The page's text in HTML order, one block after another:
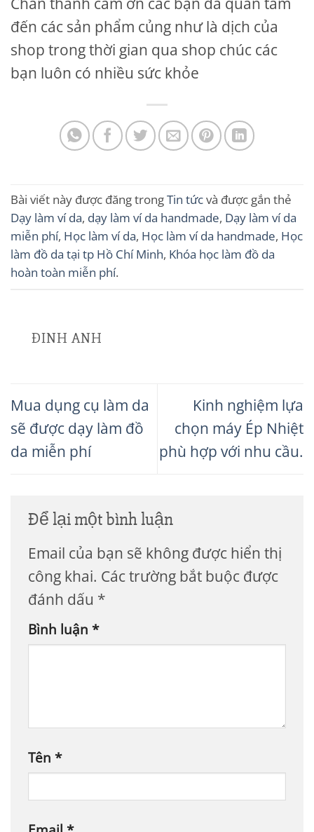
đến các sản phẩm củng như là dịch của
shop trong thời gian qua shop chúc các
bạn luôn có nhiều sức khỏe
Bài viết này được đăng trongTin tứcvà được gắn thẻ
Dạy làm ví da, dạy làm ví da handmade, Dạy làm ví da
miễn phí, Học làm ví da, Học làm ví da handmade, Học
làm đồ da tại tp Hồ Chí Minh, Khóa học làm đồ da
hoàn toàn miễn phí.
ĐINH ANH
Mua dụng cụ làm da
sẽ được dạy làm đồ
da miễn phí
Kinh nghiệm lựa
chọn máy Ép Nhiệt
phù hợp với nhu cầu.
Để lại một bình luận
Email của bạn sẽ không được hiển thị
công khai. Các trường bắt buộc được
đánh dấu *
Bình luận *
Tên *